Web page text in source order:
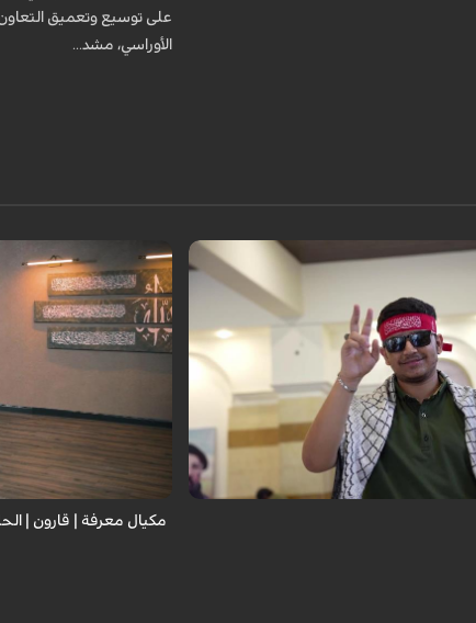
على توسيع وتعميق التعاون
الأوراسي، مشد...
إنسانيٌّ شجاعٌ للحياة تحت وطأة الحرب، حيث
عايشوا التفجيرات والدمار، فنرى بعيونهم
مكيال معرفة | قارون |